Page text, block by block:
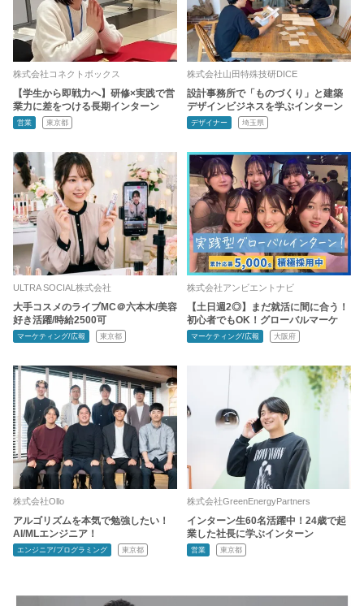
株式会社コネクトボックス
【学生から即戦力へ】研修×実践で営
業力に差をつける長期インターン
営業 東京都
株式会社山田特殊技研DICE
設計事務所で「ものづくり」と建築
デザインビジネスを学ぶインターン
デザイナー 埼玉県
ULTRA SOCIAL株式会社
大手コスメのライブMC＠六本木/美容
好き活躍/時給2500可
マーケティング/広報 東京都
株式会社アンビエントナビ
【土日週2◎】まだ就活に間に合う！
初心者でもOK！グローバルマーケ
マーケティング/広報 大阪府
株式会社Ollo
アルゴリズムを本気で勉強したい！
AI/MLエンジニア！
エンジニア/プログラミング 東京都
株式会社GreenEnergyPartners
インターン生60名活躍中！24歳で起
業した社長に学ぶインターン
営業 東京都